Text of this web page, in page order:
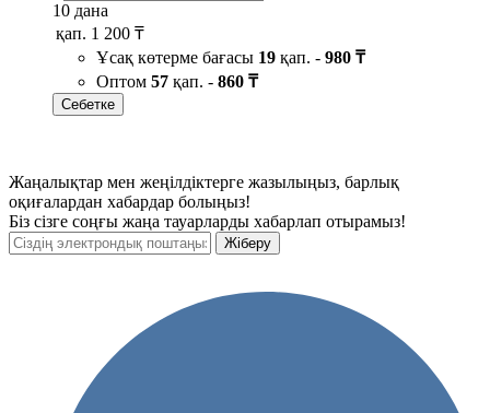
10 дана
қап. 1 200 ₸
Ұсақ көтерме бағасы 19 қап. - 980 ₸
Оптом 57 қап. - 860 ₸
Себетке
Жаңалықтар мен жеңілдіктерге жазылыңыз, барлық
оқиғалардан хабардар болыңыз!
Біз сізге соңғы жаңа тауарларды хабарлап отырамыз!